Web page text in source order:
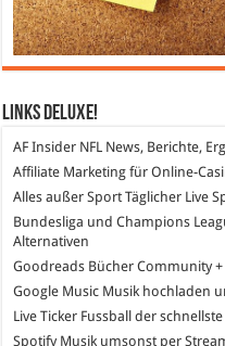
Links DeLuXe!
AF Insider NFL News, Berichte,
Affiliate Marketing für Online-
Alles außer Sport Täglicher Live
Bundesliga und Champions
Alternativen
Goodreads Bücher Community
Google Music Musik hochladen
Live Ticker Fussball der schnellste
SpotifyMusik umsonst per